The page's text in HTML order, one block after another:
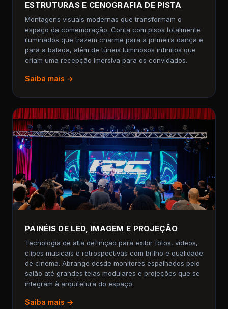
ESTRUTURAS E CENOGRAFIA DE PISTA
Montagens visuais modernas que transformam o
espaço da comemoração. Conta com pisos totalmente
iluminados que trazem charme para a primeira dança e
para a balada, além de túneis luminosos infinitos que
criam uma recepção imersiva para os convidados.
Saiba mais →
PAINÉIS DE LED, IMAGEM E PROJEÇÃO
Tecnologia de alta definição para exibir fotos, vídeos,
clipes musicais e retrospectivas com brilho e qualidade
de cinema. Abrange desde monitores espalhados pelo
salão até grandes telas modulares e projeções que se
integram à arquitetura do espaço.
Saiba mais →